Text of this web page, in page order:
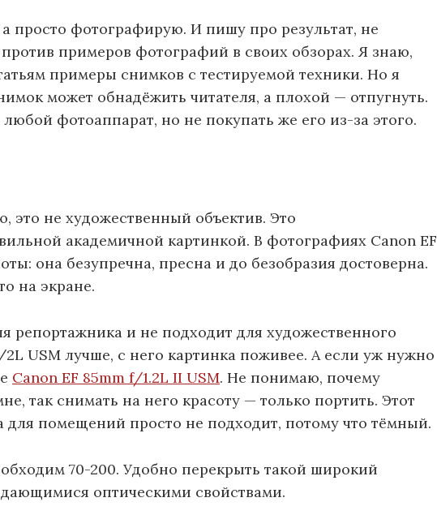
просто фотографирую. И пишу про результат, не
примеров фотографий в своих обзорах. Я знаю,
примеры снимков с тестируемой техники. Но я
может обнадёжить читателя, а плохой — отпугнуть.
фотоаппарат, но не покупать же его из-за этого.
это не художественный объектив. Это
академичной картинкой. В фотографиях Canon EF
она безупречна, пресна и до безобразия достоверна.
на экране.
репортажника и не подходит для художественного
2L USM лучше, с него картинка поживее. А если уж нужно
Canon EF 85mm f/1.2L II USM. Не понимаю, почему
так снимать на него красоту — только портить. Этот
для помещений просто не подходит, потому что тёмный.
70-200. Удобно перекрыть такой широкий
оптическими свойствами.